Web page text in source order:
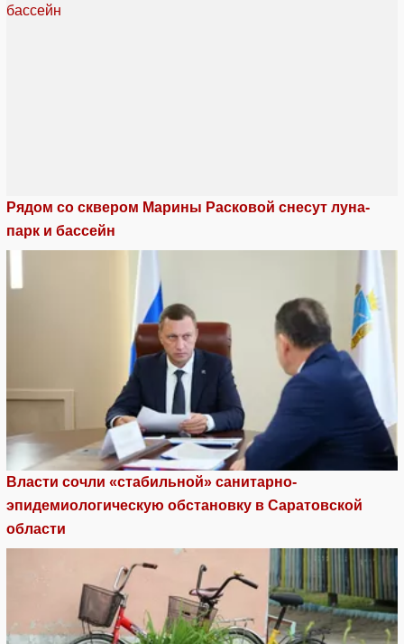
Рядом со сквером Марины Расковой снесут луна-
парк и бассейн
Власти сочли «стабильной» санитарно-
эпидемиологическую обстановку в Саратовской
области